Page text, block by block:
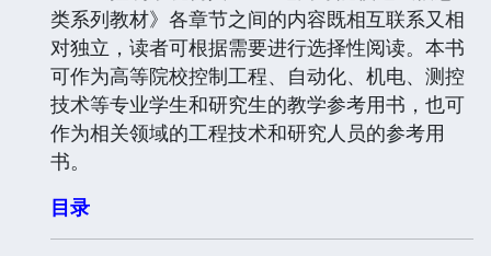
类系列教材》各章节之间的内容既相互联系又相
对独立，读者可根据需要进行选择性阅读。本书
可作为高等院校控制工程、自动化、机电、测控
技术等专业学生和研究生的教学参考用书，也可
作为相关领域的工程技术和研究人员的参考用
书。
目录